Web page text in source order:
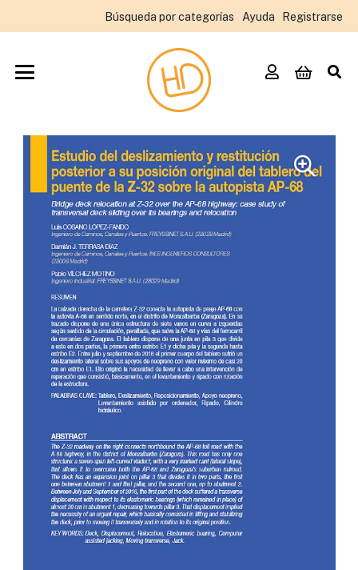
Búsqueda por categorías Ayuda Registrarse